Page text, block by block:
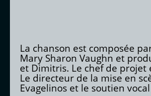
La chanson est composée
Mary Sharon Vaughn et
et Dimitris. Le chef de projet
Le directeur de la mise en
Evagelinos et le soutien vocal